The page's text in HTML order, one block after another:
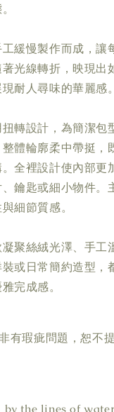
緩慢製作而成，讓
光線轉折，映現出
耐人尋味的華麗感。
轉設計，為簡潔包
體輪廓柔中帶挺，
全裡設計使內部更
鑰匙或細小物件。
細節質感。
聚絲絨光澤、手工
或日常簡約造型，
完成感。
有瑕疵問題，恕不
by the lines of